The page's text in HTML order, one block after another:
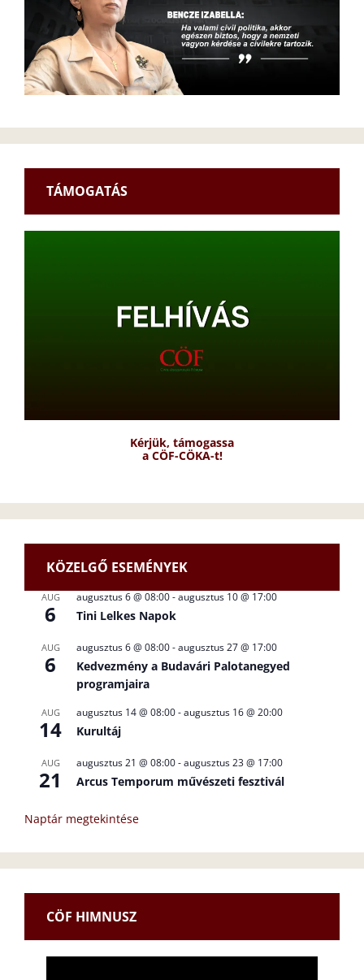
TÁMOGATÁS
Kérjük, támogassa
a CÖF-CÖKA-t!
KÖZELGŐ ESEMÉNYEK
AUG
6
augusztus 6 @ 08:00-augusztus 10 @ 17:00
Tini Lelkes Napok
AUG
6
augusztus 6 @ 08:00-augusztus 27 @ 17:00
Kedvezmény a Budavári Palotanegyed
programjaira
AUG
14
augusztus 14 @ 08:00-augusztus 16 @ 20:00
Kurultáj
AUG
21
augusztus 21 @ 08:00-augusztus 23 @ 17:00
Arcus Temporum művészeti fesztivál
Naptár megtekintése
CÖF HIMNUSZ